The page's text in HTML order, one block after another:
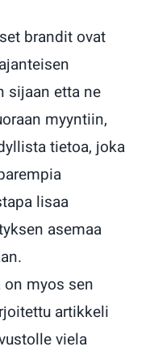
brandit ovat
sijaan etta ne
myyntiin,
tietoa, joka
lisaa
asemaa
myos sen
artikkeli
viela